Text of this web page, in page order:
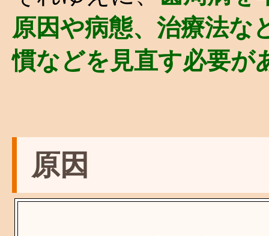
原因や病態、治療法な
慣などを見直す必要が
原因